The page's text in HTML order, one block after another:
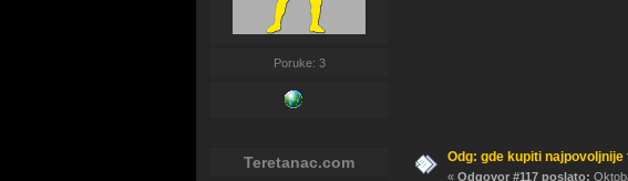
Poruke: 3
Teretanac.com Odg: gde kupiti
« Odgovor #117 poslato: